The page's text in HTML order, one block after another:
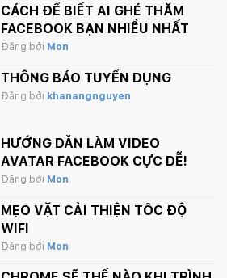
CÁCH ĐỂ BIẾT AI GHÉ THĂM
FACEBOOK BẠN NHIỀU NHẤT
Đăng bởi Mon
THÔNG BÁO TUYỂN DỤNG
Đăng bởi khanangnguyen
HƯỚNG DẪN LÀM VIDEO
AVATAR FACEBOOK CỰC DỄ!
Đăng bởi Mon
MẸO VẶT CẢI THIỆN TỐC ĐỘ
WIFI
Đăng bởi Mon